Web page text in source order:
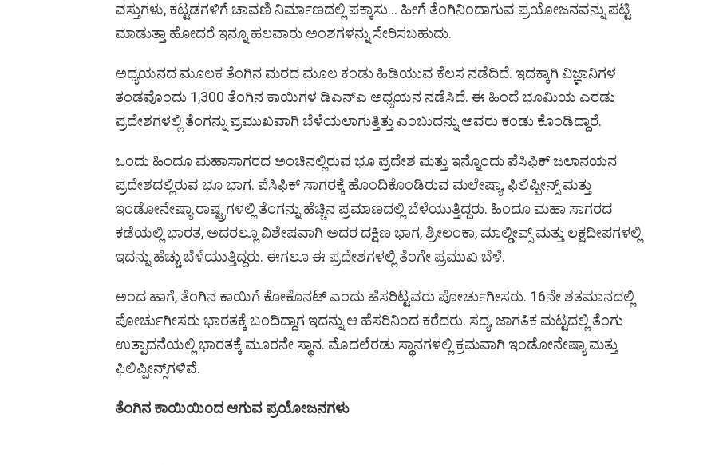
ವಸ್ತುಗಳು, ಕಟ್ಟಡಗಳಿಗೆ ಚಾವಣಿ ನಿರ್ಮಾಣದಲ್ಲಿ ಪಕ್ಕಾಸು… ಹೀಗೆ ತೆಂಗಿನಿಂದಾಗುವ ಪ್ರಯೋಜನವನ್ನು ಪಟ್ಟಿ
ಮಾಡುತ್ತಾ ಹೋದರೆ ಇನ್ನೂ ಹಲವಾರು ಅಂಶಗಳನ್ನು ಸೇರಿಸಬಹುದು.
ಅಧ್ಯಯನದ ಮೂಲಕ ತೆಂಗಿನ ಮರದ ಮೂಲ ಕಂಡು ಹಿಡಿಯುವ ಕೆಲಸ ನಡೆದಿದೆ. ಇದಕ್ಕಾಗಿ ವಿಜ್ಞಾನಿಗಳ
ತಂಡವೊಂದು 1,300 ತೆಂಗಿನ ಕಾಯಿಗಳ ಡಿಎನ್‌ಎ ಅಧ್ಯಯನ ನಡೆಸಿದೆ. ಈ ಹಿಂದೆ ಭೂಮಿಯ ಎರಡು
ಪ್ರದೇಶಗಳಲ್ಲಿ ತೆಂಗನ್ನು ಪ್ರಮುಖವಾಗಿ ಬೆಳೆಯಲಾಗುತ್ತಿತ್ತು ಎಂಬುದನ್ನು ಅವರು ಕಂಡು ಕೊಂಡಿದ್ದಾರೆ.
ಒಂದು ಹಿಂದೂ ಮಹಾಸಾಗರದ ಅಂಚಿನಲ್ಲಿರುವ ಭೂ ಪ್ರದೇಶ ಮತ್ತು ಇನ್ನೊಂದು ಪೆಸಿಫಿಕ್‌ ಜಲಾನಯನ
ಪ್ರದೇಶದಲ್ಲಿರುವ ಭೂ ಭಾಗ. ಪೆಸಿಫಿಕ್‌ ಸಾಗರಕ್ಕೆ ಹೊಂದಿಕೊಂಡಿರುವ ಮಲೇಷ್ಯಾ, ಫಿಲಿಪ್ಪೀನ್ಸ್‌ ಮತ್ತು
ಇಂಡೋನೇಷ್ಯಾ ರಾಷ್ಟ್ರಗಳಲ್ಲಿ ತೆಂಗನ್ನು ಹೆಚ್ಚಿನ ಪ್ರಮಾಣದಲ್ಲಿ ಬೆಳೆಯುತ್ತಿದ್ದರು. ಹಿಂದೂ ಮಹಾ ಸಾಗರದ
ಕಡೆಯಲ್ಲಿ ಭಾರತ, ಅದರಲ್ಲೂ ವಿಶೇಷವಾಗಿ ಅದರ ದಕ್ಷಿಣ ಭಾಗ, ಶ್ರೀಲಂಕಾ, ಮಾಲ್ಡೀವ್ಸ್‌ ಮತ್ತು ಲಕ್ಷದೀಪಗಳಲ್ಲಿ
ಇದನ್ನು ಹೆಚ್ಚು ಬೆಳೆಯುತ್ತಿದ್ದರು. ಈಗಲೂ ಈ ಪ್ರದೇಶಗಳಲ್ಲಿ ತೆಂಗೇ ಪ್ರಮುಖ ಬೆಳೆ.
ಅಂದ ಹಾಗೆ, ತೆಂಗಿನ ಕಾಯಿಗೆ ಕೋಕೊನಟ್‌ ಎಂದು ಹೆಸರಿಟ್ಟವರು ಪೋರ್ಚುಗೀಸರು. 16ನೇ ಶತಮಾನದಲ್ಲಿ
ಪೋರ್ಚುಗೀಸರು ಭಾರತಕ್ಕೆ ಬಂದಿದ್ದಾಗ ಇದನ್ನು ಆ ಹೆಸರಿನಿಂದ ಕರೆದರು. ಸದ್ಯ, ಜಾಗತಿಕ ಮಟ್ಟದಲ್ಲಿ ತೆಂಗು
ಉತ್ಪಾದನೆಯಲ್ಲಿ ಭಾರತಕ್ಕೆ ಮೂರನೇ ಸ್ಥಾನ. ಮೊದಲೆರಡು ಸ್ಥಾನಗಳಲ್ಲಿ ಕ್ರಮವಾಗಿ ಇಂಡೋನೇಷ್ಯಾ ಮತ್ತು
ಫಿಲಿಪ್ಪೀನ್ಸ್‌ಗಳಿವೆ.
ತೆಂಗಿನ ಕಾಯಿಯಿಂದ ಆಗುವ ಪ್ರಯೋಜನಗಳು